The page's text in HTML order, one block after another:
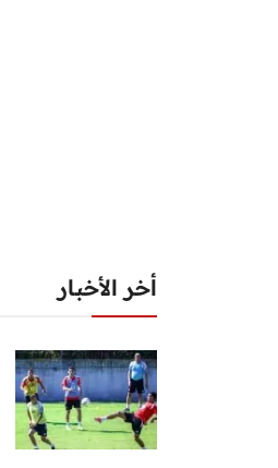
أخر الأخبار